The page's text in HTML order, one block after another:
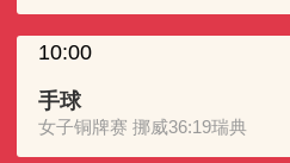
10:00
手球
女子铜牌赛 挪威36:19瑞典